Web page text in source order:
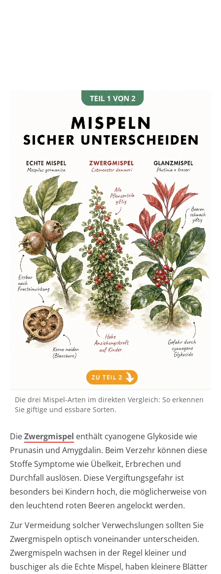
Die drei Mispel-Arten im direkten Vergleich: So erkennen
Sie giftige und essbare Sorten.
DieZwergmispel enthält cyanogene Glykoside wie
Prunasin und Amygdalin. Beim Verzehr können diese
Stoffe Symptome wie Übelkeit, Erbrechen und
Durchfall auslösen. Diese Vergiftungsgefahr ist
besonders bei Kindern hoch, die möglicherweise von
den leuchtend roten Beeren angelockt werden.
Zur Vermeidung solcher Verwechslungen sollten Sie
Zwergmispeln optisch voneinander unterscheiden.
Zwergmispeln wachsen in der Regel kleiner und
buschiger als die Echte Mispel, haben kleinere Blätter